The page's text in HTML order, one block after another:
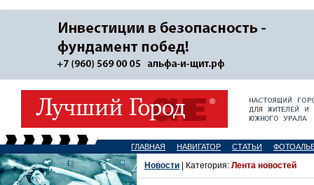
ГЛАВНАЯ НАВИГАТОР СТАТЬИ
Новости | Категория: Лента новостей